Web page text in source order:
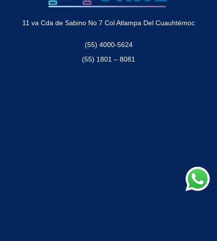
11 va Cda de Sabino No 7 Col Atlampa Del Cuauhtémoc
(55) 4000-5624
(55) 1801 – 8081